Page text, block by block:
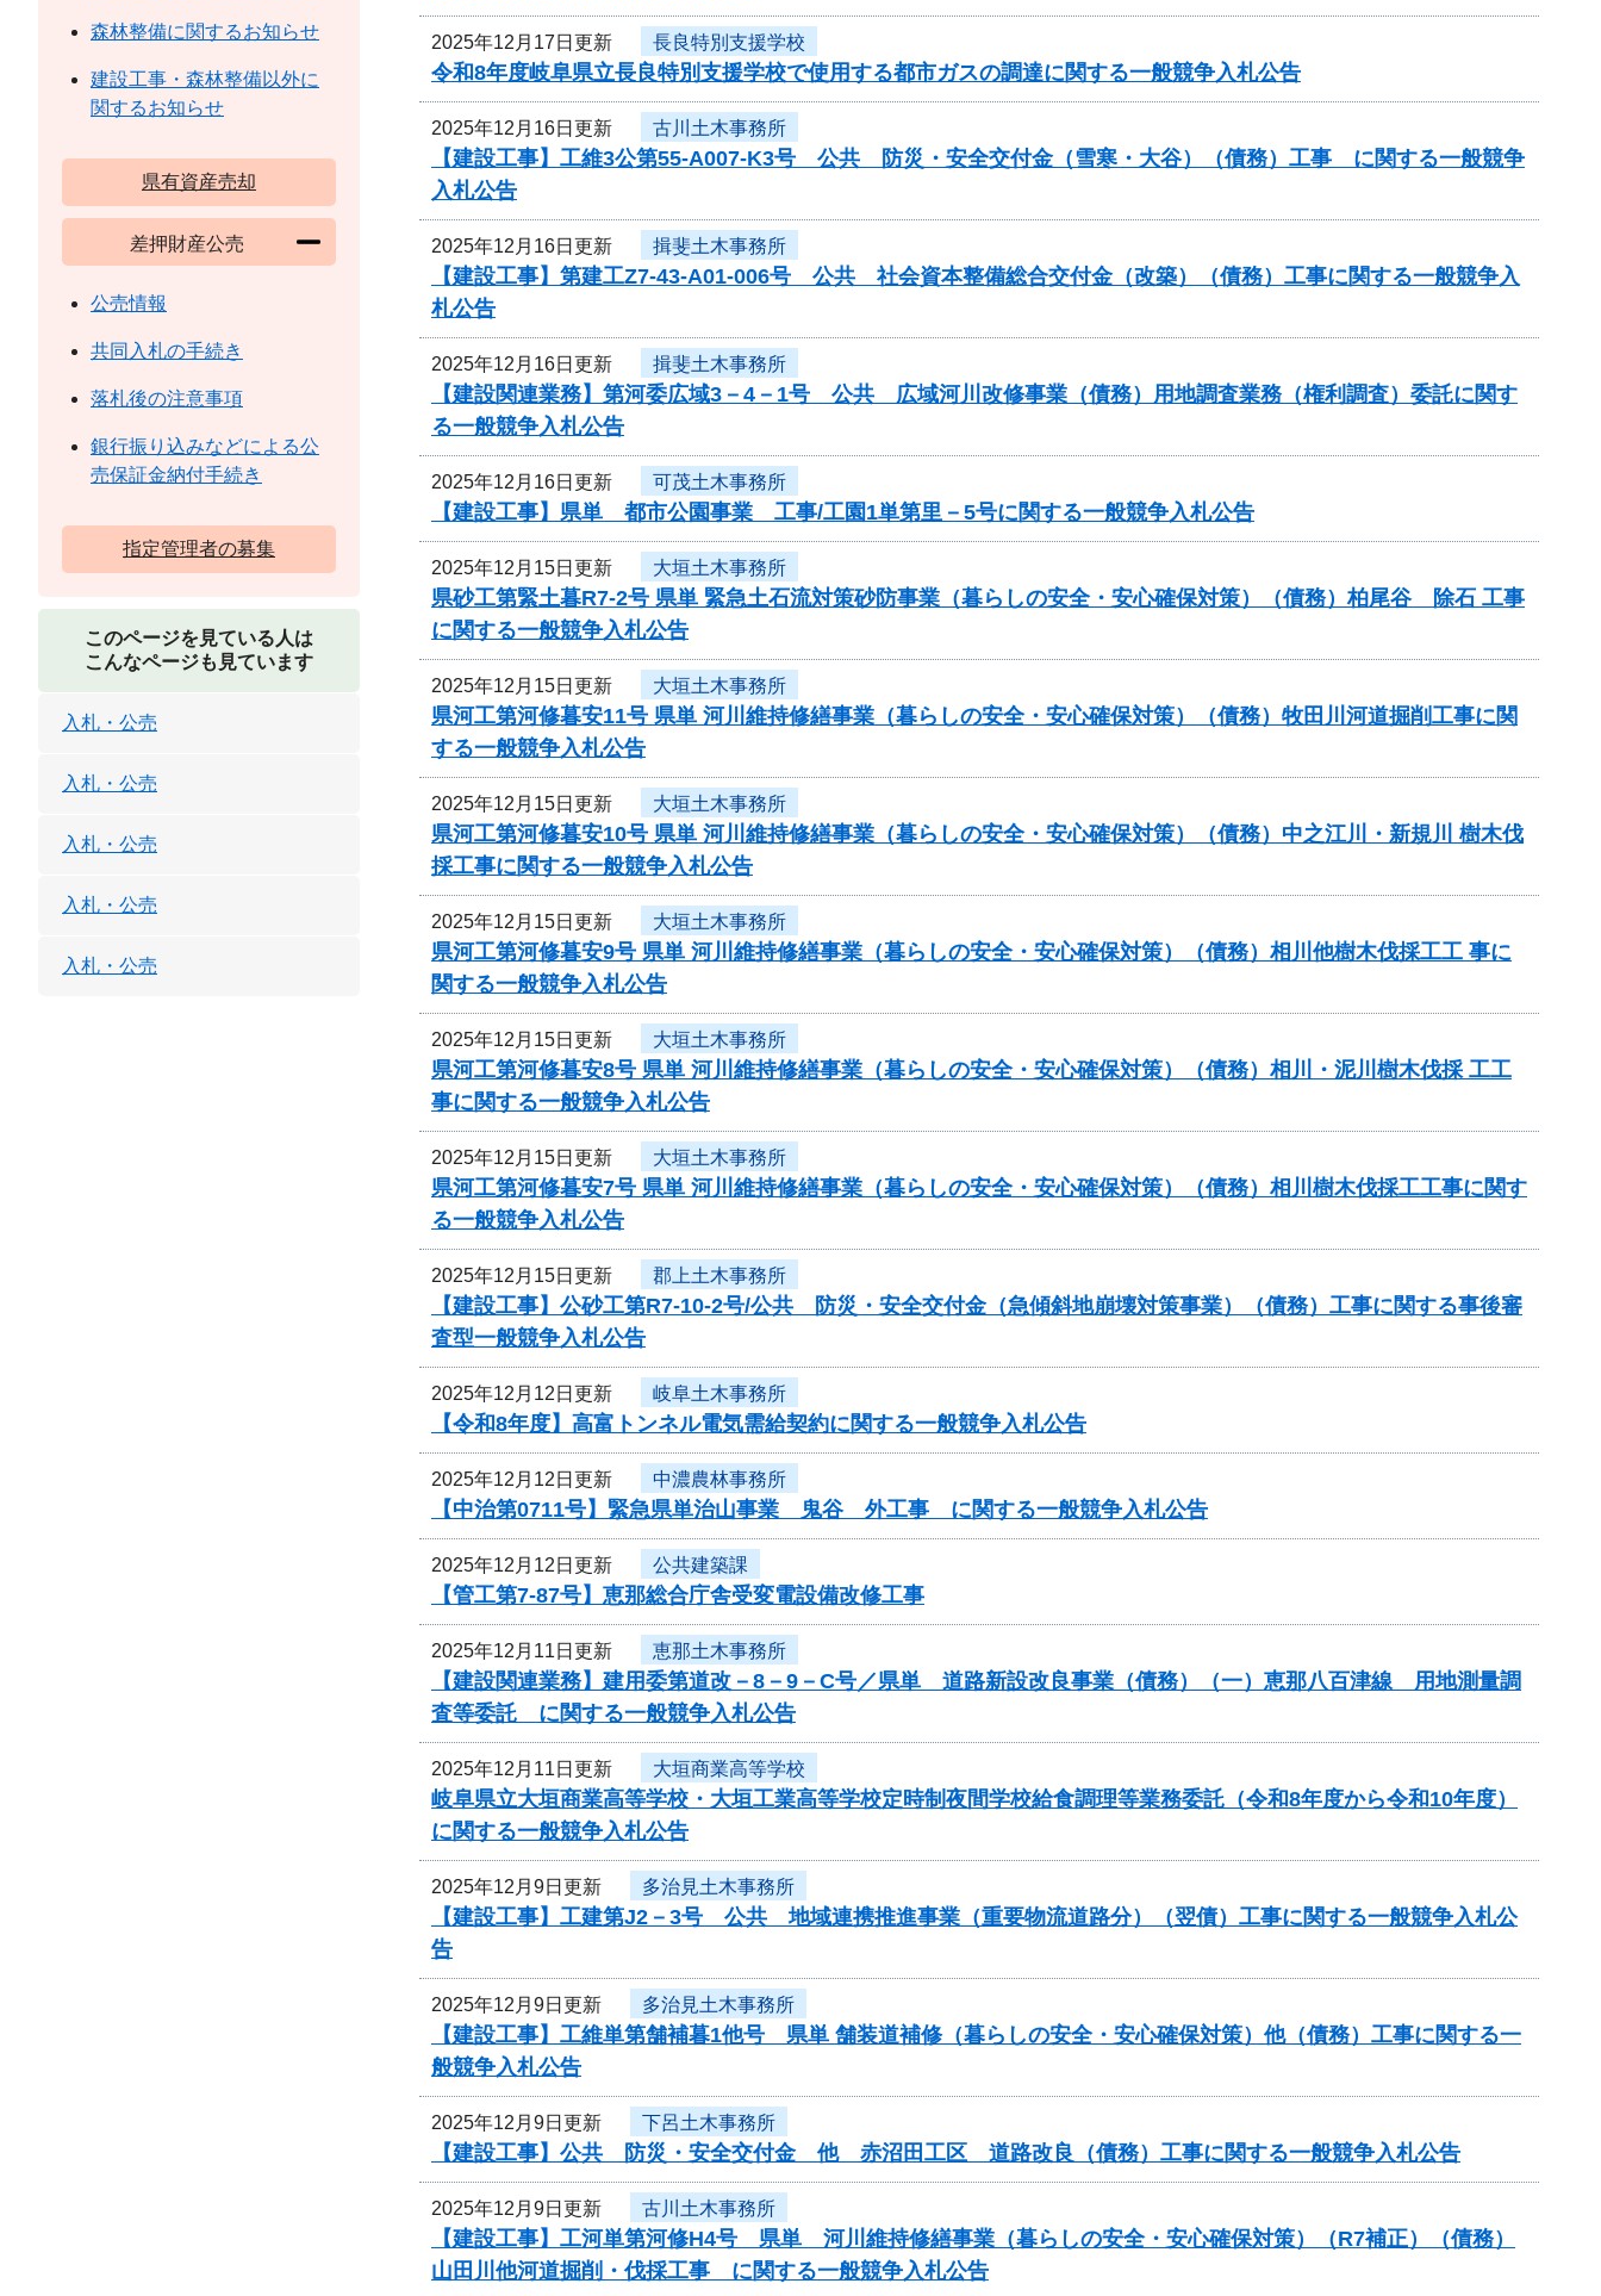
2025年12月17日更新 長良特別支援学校
令和8年度岐阜県立長良特別支援学校で使用する都市ガスの調達に関する一般競争入札公告
2025年12月16日更新 古川土木事務所
【建設工事】工維3公第55-A007-K3号 公共 防災・安全交付金（雪寒・大谷）（債務）工事 に関する一般競争
入札公告
2025年12月16日更新 揖斐土木事務所
【建設工事】第建工Z7-43-A01-006号 公共 社会資本整備総合交付金（改築）（債務）工事に関する一般競争入
札公告
2025年12月16日更新 揖斐土木事務所
【建設関連業務】第河委広域3－4－1号 公共 広域河川改修事業（債務）用地調査業務（権利調査）委託に関す
る一般競争入札公告
2025年12月16日更新 可茂土木事務所
【建設工事】県単 都市公園事業 工事/工園1単第里－5号に関する一般競争入札公告
2025年12月15日更新 大垣土木事務所
県砂工第緊土暮R7-2号 県単 緊急土石流対策砂防事業（暮らしの安全・安心確保対策）（債務）柏尾谷 除石 工事
に関する一般競争入札公告
2025年12月15日更新 大垣土木事務所
県河工第河修暮安11号 県単 河川維持修繕事業（暮らしの安全・安心確保対策）（債務）牧田川河道掘削工事に関
する一般競争入札公告
2025年12月15日更新 大垣土木事務所
県河工第河修暮安10号 県単 河川維持修繕事業（暮らしの安全・安心確保対策）（債務）中之江川・新規川 樹木伐
採工事に関する一般競争入札公告
2025年12月15日更新 大垣土木事務所
県河工第河修暮安9号 県単 河川維持修繕事業（暮らしの安全・安心確保対策）（債務）相川他樹木伐採工工 事に
関する一般競争入札公告
2025年12月15日更新 大垣土木事務所
県河工第河修暮安8号 県単 河川維持修繕事業（暮らしの安全・安心確保対策）（債務）相川・泥川樹木伐採 工工
事に関する一般競争入札公告
2025年12月15日更新 大垣土木事務所
県河工第河修暮安7号 県単 河川維持修繕事業（暮らしの安全・安心確保対策）（債務）相川樹木伐採工工事に関す
る一般競争入札公告
2025年12月15日更新 郡上土木事務所
【建設工事】公砂工第R7-10-2号/公共 防災・安全交付金（急傾斜地崩壊対策事業）（債務）工事に関する事後審
査型一般競争入札公告
2025年12月12日更新 岐阜土木事務所
【令和8年度】高富トンネル電気需給契約に関する一般競争入札公告
2025年12月12日更新 中濃農林事務所
【中治第0711号】緊急県単治山事業 鬼谷 外工事 に関する一般競争入札公告
2025年12月12日更新 公共建築課
【管工第7-87号】恵那総合庁舎受変電設備改修工事
2025年12月11日更新 恵那土木事務所
【建設関連業務】建用委第道改－8－9－C号／県単 道路新設改良事業（債務）（一）恵那八百津線 用地測量調
査等委託 に関する一般競争入札公告
2025年12月11日更新 大垣商業高等学校
岐阜県立大垣商業高等学校・大垣工業高等学校定時制夜間学校給食調理等業務委託（令和8年度から令和10年度）
に関する一般競争入札公告
2025年12月9日更新 多治見土木事務所
【建設工事】工建第J2－3号 公共 地域連携推進事業（重要物流道路分）（翌債）工事に関する一般競争入札公
告
2025年12月9日更新 多治見土木事務所
【建設工事】工維単第舗補暮1他号 県単 舗装道補修（暮らしの安全・安心確保対策）他（債務）工事に関する一
般競争入札公告
2025年12月9日更新 下呂土木事務所
【建設工事】公共 防災・安全交付金 他 赤沼田工区 道路改良（債務）工事に関する一般競争入札公告
2025年12月9日更新 古川土木事務所
【建設工事】工河単第河修H4号 県単 河川維持修繕事業（暮らしの安全・安心確保対策）（R7補正）（債務）
山田川他河道掘削・伐採工事 に関する一般競争入札公告
森林整備に関するお知らせ
建設工事・森林整備以外に
関するお知らせ
県有資産売却
差押財産公売
公売情報
共同入札の手続き
落札後の注意事項
銀行振り込みなどによる公
売保証金納付手続き
指定管理者の募集
このページを見ている人は
こんなページも見ています
入札・公売
入札・公売
入札・公売
入札・公売
入札・公売